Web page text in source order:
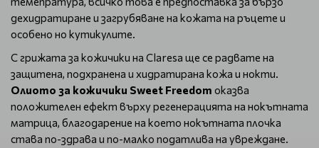
дехидратиране и загрубяване на кожата на ръцете и
особено но кутикулите.
С грижата за кожичики на Claresa ще се радвате на
защитена, подхранена и хидратирана кожа и нокти.
Олиото за кожичики Sweet Freedom оказва
положителен ефект върху регенерацията на нокътната
матрица, благодарение на което нокътната плочка
става по-здрава и по-малко податлива на увреждане.